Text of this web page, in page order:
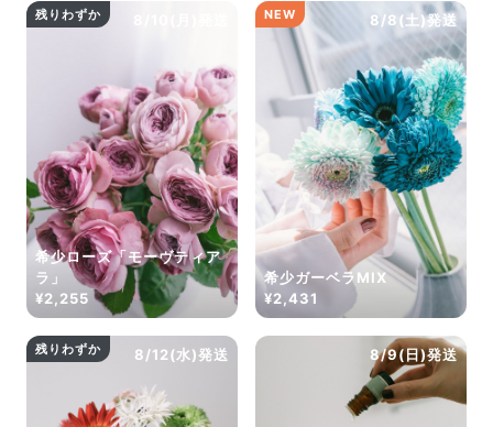
よくある質問
Q. 毎月自動でお花が届くサービスですか？
いいえ、毎月自動でお届けするサービスではありません。好
きな時に好きな花をご注文いただけます。
ただいま沖縄・離島エリアへの配送には対応しておりませ
Q. 配送日時は指定できますか？
お花をベストなタイミングで発送しているため、お届け日の
残りわずか
希少ローズ「モーヴティア
ラ」
¥2,255
8/8(土)発送
NEW
希少ガーベラMIX
¥2,431
8/12(水)発送
残りわずか 8/9(日)発送